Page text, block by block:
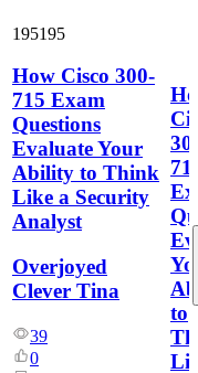
195195
How Cisco 300-
715 Exam
Questions
Evaluate Your
Ability to Think
Like a Security
Analyst
Overjoyed
Clever Tina
39
0
300-
715
to